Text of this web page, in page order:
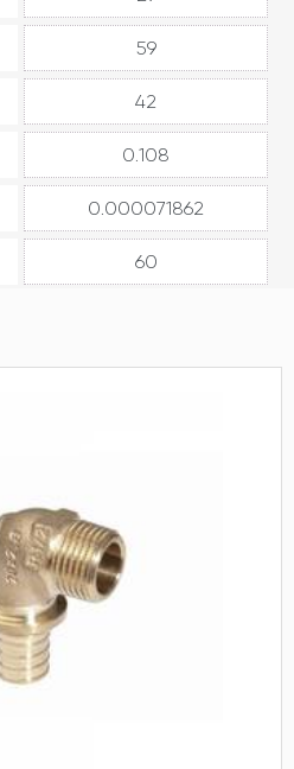
59
42
0.108
0.000071862
60